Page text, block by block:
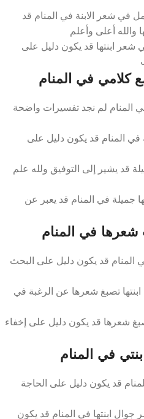
في شعر الابنة في المنام قد
والله أعلى وأعلم
شعر ابنتها قد يكون دليل على
كلامي في المنام
المنام لم نجد تفسيرات واضحة
في المنام قد يكون دليل على
قد يشير إلى التوفيق ولله علم
جميلة في المنام قد يعبر عن
شعرها في المنام
قد يكون دليل على البحث
تصبغ شعرها عن الرغبة في
شعرها قد يكون دليل على إخفاء
في المنام
قد يكون دليل على الحاجة
ابنتها في المنام قد يكون